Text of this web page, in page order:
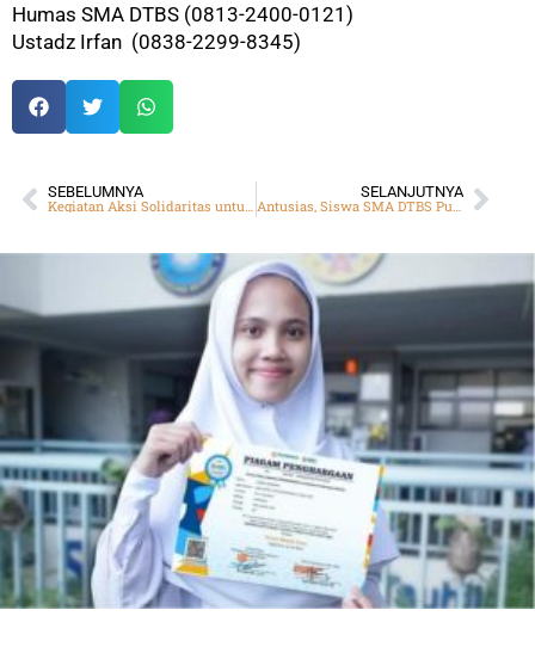
Humas SMA DTBS (0813-2400-0121)
Ustadz Irfan (0838-2299-8345)
SEBELUMNYA
Kegiatan Aksi Solidaritas untuk Palestina SMA DTBS Putra
SELANJUTNYA
Antusias, Siswa SMA DTBS Putra Ikuti Kegiatan Edukasi dan Simulasi Mitigasi Bencana bersama BPBD Jawa Barat